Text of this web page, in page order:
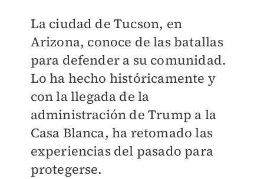
La ciudad de Tucson, en
Arizona, conoce de las batallas
para defender a su comunidad.
Lo ha hecho históricamente y
con la llegada de la
administración de Trump a la
Casa Blanca, ha retomado las
experiencias del pasado para
protegerse.